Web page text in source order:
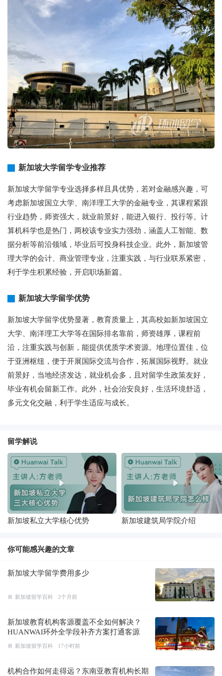
新加坡大学留学专业推荐
新加坡大学留学专业选择多样且具优势，若对金融感兴趣，可
考虑新加坡国立大学、南洋理工大学的金融专业，其课程紧跟
行业趋势，师资强大，就业前景好，能进入银行、投行等。计
算机科学也是热门，两校该专业实力强劲，涵盖人工智能、数
据分析等前沿领域，毕业后可投身科技企业。此外，新加坡管
理大学的会计、商业管理专业，注重实践，与行业联系紧密，
利于学生积累经验，开启职场新篇。
新加坡大学留学优势
新加坡大学留学优势显著，教育质量上，其高校如新加坡国立
大学、南洋理工大学等在国际排名靠前，师资雄厚，课程前
沿，注重实践与创新，能提供优质学术资源。地理位置佳，位
于亚洲枢纽，便于开展国际交流与合作，拓展国际视野。就业
前景好，当地经济发达，就业机会多，且对留学生政策友好，
毕业有机会留新工作。此外，社会治安良好，生活环境舒适，
多元文化交融，利于学生适应与成长。
留学解说
新加坡私立大学核心优势 新加坡建筑局学院介绍
你可能感兴趣的文章
新加坡大学留学费用多少
新加坡留学百科 2个月前
新加坡教育机构客源覆盖不全如何解决？
HUANWAI环外全学段补齐方案打通客源
新加坡留学百科 17小时前
机构合作如何走得远？东南亚教育机构长期